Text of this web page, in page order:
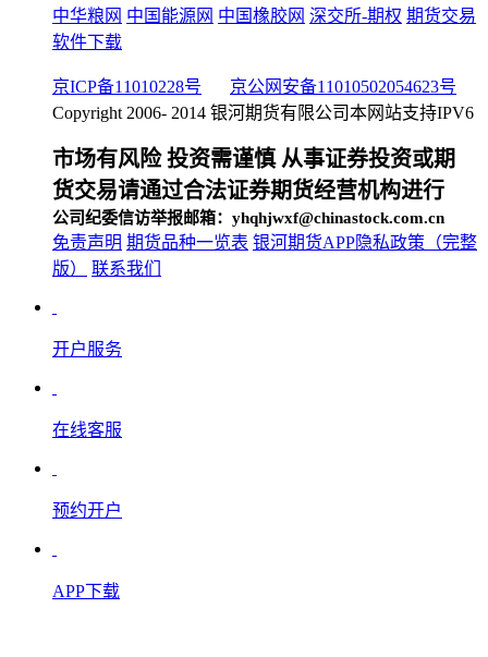
中华粮网 中国能源网 中国橡胶网 深交所-期权 期货交易
软件下载
京ICP备11010228号
京公网安备11010502054623号
Copyright 2006- 2014 银河期货有限公司本网站支持IPV6
市场有风险 投资需谨慎 从事证券投资或期
货交易请通过合法证券期货经营机构进行
公司纪委信访举报邮箱：yhqhjwxf@chinastock.com.cn
免责声明 期货品种一览表 银河期货APP隐私政策（完整
版）
联系我们
开户服务
在线客服
预约开户
APP下载